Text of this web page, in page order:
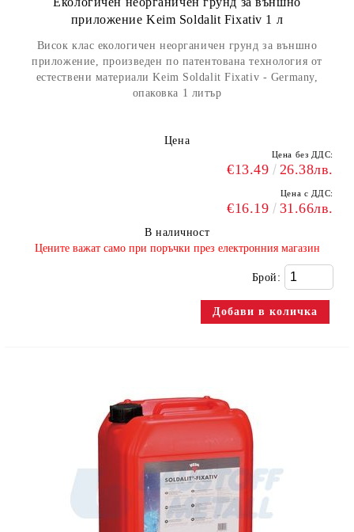
приложение Keim Soldalit Fixativ 1 л
Висок клас екологичен неорганичен грунд за външно
приложение, произведен по патентована технология от
естествени материали Keim Soldalit Fixativ - Germany,
опаковка 1 литър
Цена
Цена без ДДС:
€13.49 26.38лв.
Цена с ДДС:
€16.19 31.66лв.
В наличност
​Цените важат само при поръчки през електронния магазин
Брой: